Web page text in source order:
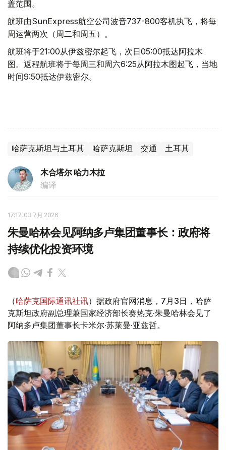
盖范围。
航班由SunExpress航空公司波音737-800客机执飞，将每
周运营两次（周二和周五）。
航班将于21:00从伊兹密尔起飞，次日05:00抵达阿拉木
图。返程航班将于每周三和周六6:25从阿拉木图起飞，当地
时间9:50抵达伊兹密尔。
哈萨克斯坦与土耳其 哈萨克斯坦 交通 土耳其
木合塔尔 哈力木拉
编译
17:17, 03 7月 2026
朱曼哈林会见阿纳多卢集团董事长：政府将
持续优化投资环境
（哈萨克国际通讯社讯）据政府官网消息，7月3日，哈萨
克斯坦政府副总理兼国家经济部长赛热克·朱曼哈林会见了
阿纳多卢集团董事长卡米尔·苏莱曼·亚兹哲。